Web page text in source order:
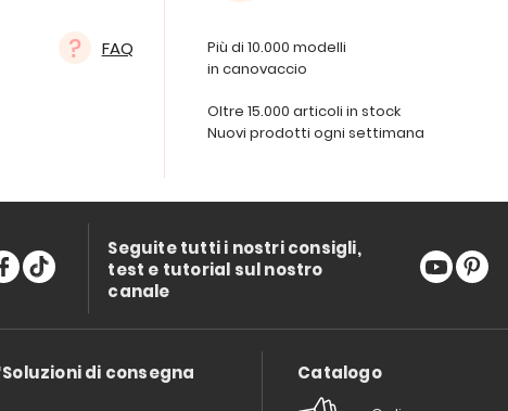
FAQ
Più di 10.000 modelli
in canovaccio
Oltre 15.000 articoli in stock
Nuovi prodotti ogni settimana
Seguite tutti i nostri consigli,
test e tutorial sul nostro
canale
di consegna Catalogo